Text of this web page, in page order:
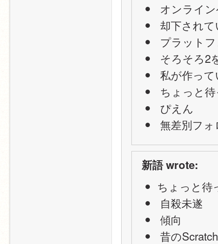
オンライ
却下され
プラット
そろそろ2
私が作っ
ちょっと
ぴえん
無差別フォ
新語 wrote:
ちょっと待
自殺未遂
傾向
昔の